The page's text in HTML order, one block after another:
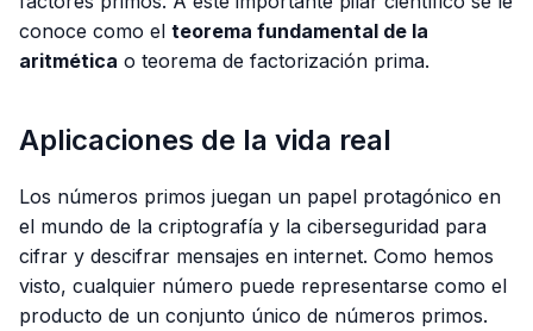
conoce como el teorema fundamental de la
aritmética o teorema de factorización prima.
Aplicaciones de la vida real
Los números primos juegan un papel protagónico en
el mundo de la criptografía y la ciberseguridad para
cifrar y descifrar mensajes en internet. Como hemos
visto, cualquier número puede representarse como el
producto de un conjunto único de números primos.